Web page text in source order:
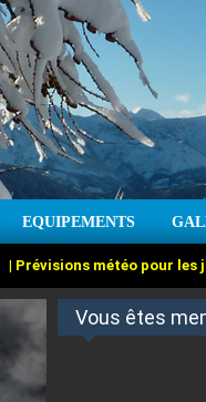
EQUIPEMENTS
| Prévisions météo pour les
Vous êtes